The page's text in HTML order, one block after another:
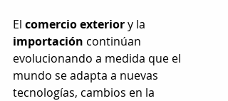
El comercio exterior y la
importación continúan
evolucionando a medida que el
mundo se adapta a nuevas
tecnologías, cambios en la